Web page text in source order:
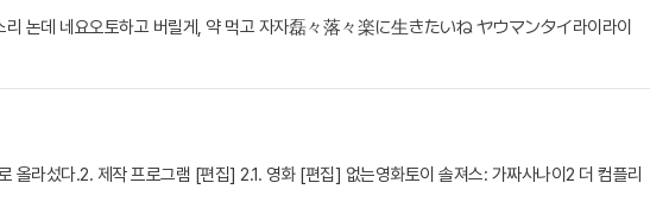
논데 네요오토하고 버릴게, 약 먹고 자자磊々落々楽に生きたいね ヤウマンタイ라이라이
라섰다.2. 제작 프로그램 [편집] 2.1. 영화 [편집] 없는영화토이 솔져스: 가짜사나이2 더 컴플리